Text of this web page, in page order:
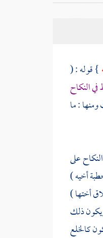
} قوله : (
النكاح
: ما
على
أخيه )
أختها )
ذلك
كالخلع